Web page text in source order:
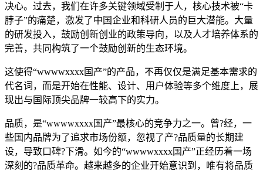
决心。过去，我们在许多关键领域受制于人，核心技术被“卡
脖子”的痛楚，激发了中国企业和科研人员的巨大潜能。大量
的研发投入，鼓励创新创业的政策导向，以及人才培养体系的
完善，共同构筑了一个鼓励创新的生态环境。
这使得“wwwwxxxx国产”的产品，不再仅仅是满足基本需求的
代名词，而是开始在性能、设计、用户体验等多个维度上，展
现出与国际顶尖品牌一较高下的实力。
品质，是“wwwwxxxx国产”最核心的竞争力之一。曾?经，一
些国内品牌为了追求市场份额，忽视了产?品质量的长期建
设，导致口碑?下滑。如今的“wwwwxxxx国产”正经历着一场
深刻的?品质革命。越来越多的企业开始意识到，唯有将品质